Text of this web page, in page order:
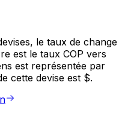
le taux de change
est le taux COP vers
est représentée par
cette devise est $.